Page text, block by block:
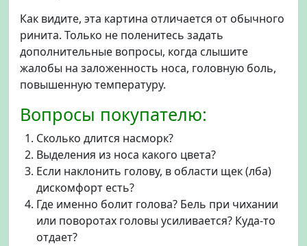
Как видите, эта картина отличается от обычного
ринита. Только не поленитесь задать
дополнительные вопросы, когда слышите
жалобы на заложенность носа, головную боль,
повышенную температуру.
Вопросы покупателю:
Сколько длится насморк?
Выделения из носа какого цвета?
Если наклонить голову, в области щек (лба)
дискомфорт есть?
Где именно болит голова? Бель при чихании
или поворотах головы усиливается? Куда-то
отдает?